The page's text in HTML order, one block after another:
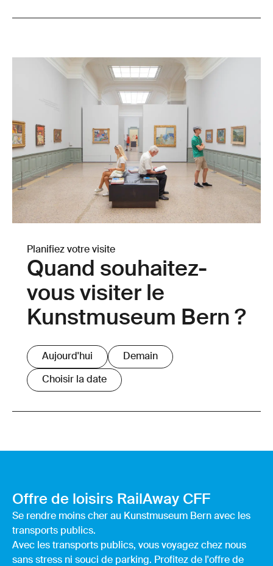
Planifiez votre visite
Quand souhaitez-
vous visiter le
Kunstmuseum Bern ?
Aujourd'hui Demain
Choisir la date
Offre de loisirs RailAway CFF
Se rendre moins cher au Kunstmuseum Bern avec les
transports publics.
Avec les transports publics, vous voyagez chez nous
sans stress ni souci de parking. Profitez de l'offre de